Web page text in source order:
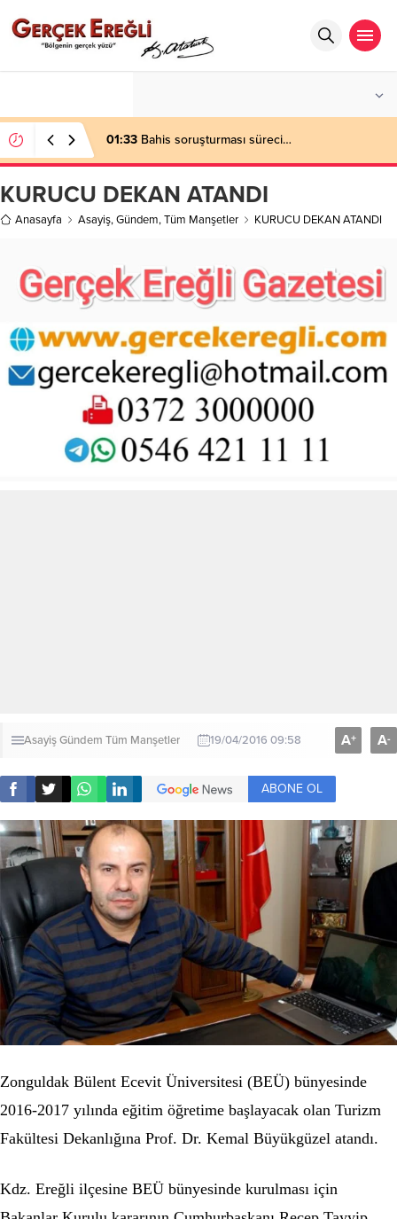
01:33 Bahis soruşturması süreci…
KURUCU DEKAN ATANDI
Anasayfa Asayiş,Gündem,Tüm Manşetler KURUCU DEKAN ATANDI
AsayişGündem Tüm Manşetler 19/04/2016 09:58 A+ A-
ABONE OL
Zonguldak Bülent Ecevit Üniversitesi (BEÜ) bünyesinde
2016-2017 yılında eğitim öğretime başlayacak olan Turizm
Fakültesi Dekanlığına Prof. Dr. Kemal Büyükgüzel atandı.
Kdz. Ereğli ilçesine BEÜ bünyesinde kurulması için